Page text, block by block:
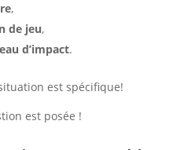
,
de jeu,
d’impact.
est spécifique!
est posée !